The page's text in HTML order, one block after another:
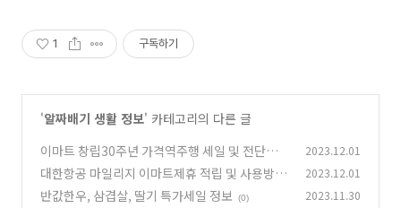
1 구독하기
'알짜배기 생활 정보' 카테고리의 다른 글
이마트 창립30주년 가격역주행 세일 및 전단정보
(0)
2023.12.01
대한항공 마일리지 이마트제휴 적립 및 사용방법
(0)
2023.12.01
반값한우, 삼겹살, 딸기 특가세일 정보 (0) 2023.11.30